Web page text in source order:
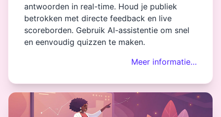
antwoorden in real-time. Houd je publiek
betrokken met directe feedback en live
scoreborden. Gebruik AI-assistentie om snel
en eenvoudig quizzen te maken.
Meer informatie…